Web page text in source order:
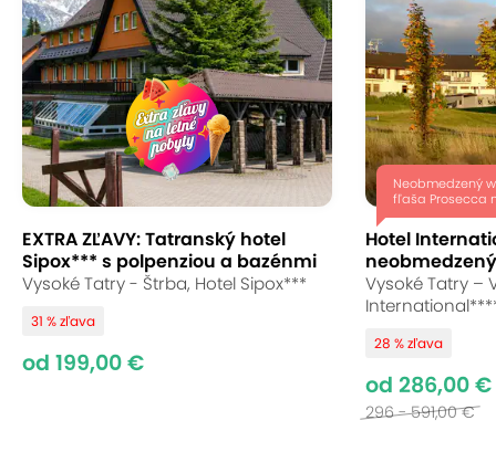
EXTRA ZĽAVY: Tatranský hotel
Sipox*** s polpenziou a bazénmi
Vysoké Tatry - Štrba, Hotel Sipox***
31 % zľava
od 199,00 €
Neobmedzený
fľaša Prosecca
Hotel
Vysoké Tatry –
28 % zľava
od 286,00 €
296 - 591,00 €